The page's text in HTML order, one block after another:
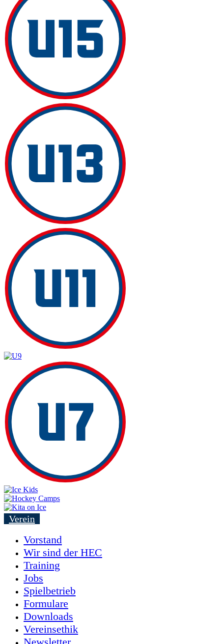
Verein
Vorstand
Wir sind der HEC
Training
Jobs
Spielbetrieb
Formulare
Downloads
Vereinsethik